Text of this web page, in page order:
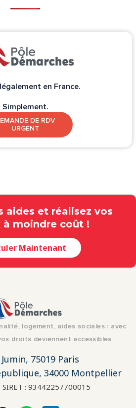
en France.
Simplement.
DE RDV
URGENT
aides et réalisez vos
à moindre coût !
Maintenant
logement, aides sociales : avec
droits deviennent accessibles
75019 Paris
34000 Montpellier
: 93442257700015